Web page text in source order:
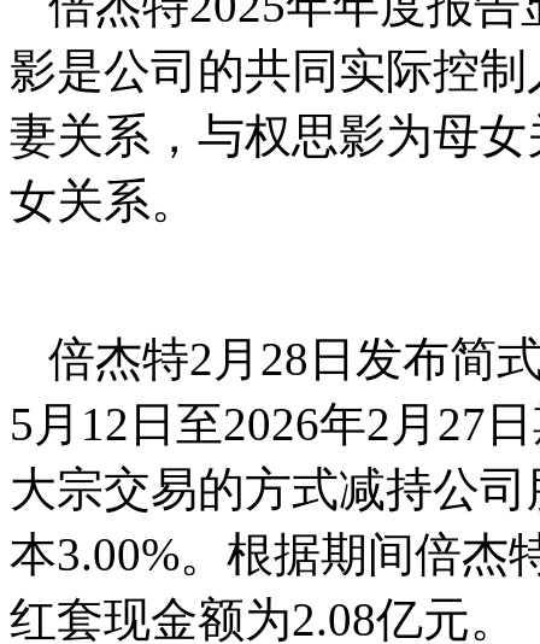
影是公司的共同实际控
妻关系，与权思影为母
女关系。
倍杰特2月28日发布简
5月12日至2026年2月27
大宗交易的方式减持公
本3.00%。根据期间倍杰
红套现金额为2.08亿元。